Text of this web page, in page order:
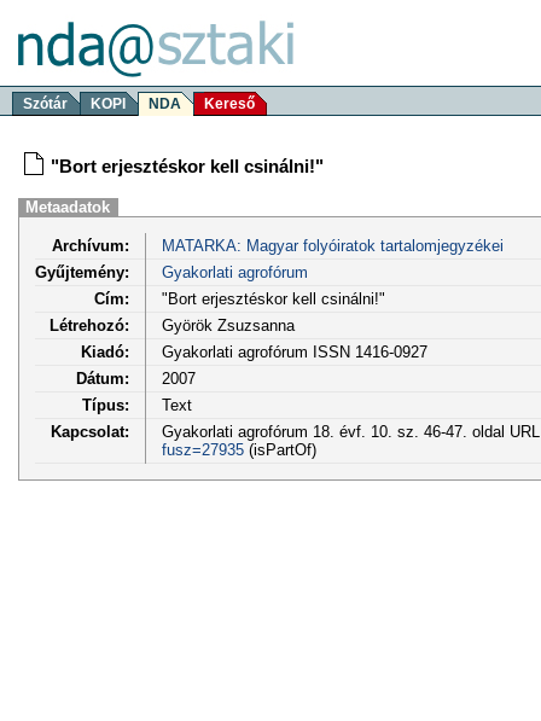
Szótár KOPI NDA Kereső
"Bort erjesztéskor kell csinálni!"
Metaadatok
Archívum:
MATARKA: Magyar folyóiratok tartalomjegyzékei
Gyűjtemény:
Gyakorlati agrofórum
Cím:
"Bort erjesztéskor kell csinálni!"
Létrehozó:
Györök Zsuzsanna
Kiadó:
Gyakorlati agrofórum ISSN 1416-0927
Dátum:
2007
Típus:
Text
Kapcsolat:
Gyakorlati agrofórum 18. évf. 10. sz. 46-47. oldal
fusz=27935(isPartOf)